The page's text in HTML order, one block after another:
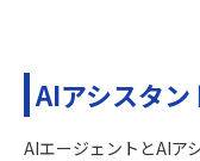
AIアシスタン
AIエージェントとAIア